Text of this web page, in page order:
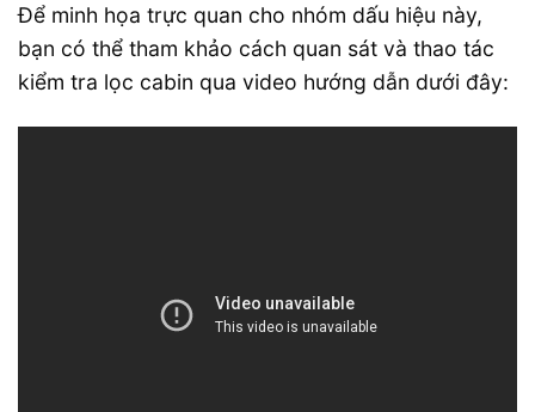
Để minh họa trực quan cho nhóm dấu hiệu này,
bạn có thể tham khảo cách quan sát và thao tác
kiểm tra lọc cabin qua video hướng dẫn dưới đây: